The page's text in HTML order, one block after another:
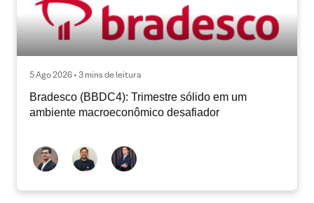
5 Ago 2026 • 3 mins de leitura
Bradesco (BBDC4): Trimestre sólido em um
ambiente macroeconômico desafiador